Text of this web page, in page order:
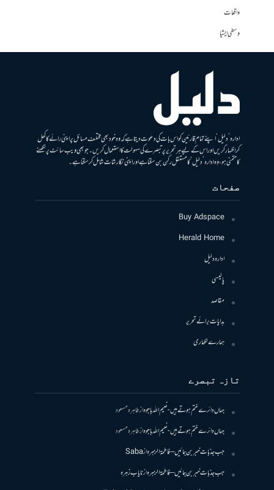
واقعات
وسطی ایشیا
ادارہ ’دلیل‘ اپنے تمام قارئین کو اس بات کی دعوت دیتا ہے کہ وہ خود بھی مختلف مسائل پر اپنی رائے کا کھل
کر اظہار کریں اور اس کے لیے ہر تحریر پر تبصرے کی سہولت کا استعمال کریں۔ جو بھی ویب سائٹ پر لکھنے
کا متمنی ہو، وہ ادارہ ’دلیل‘ کا مستقل رکن بن سکتا ہے اور اپنی نگارشات شامل کرسکتا ہے۔
صفحات
Buy Adspace
Herald Home
ادارہ دلیل
پالیسی
مقاصد
ہدایات برائے تحریر
ہمارے لکھاری
تازہ تبصرے
جہاں دائرے ختم ہوتے ہیں- نعیم اللہ باجوہازطاہرہ مسعود
جہاں دائرے ختم ہوتے ہیں- نعیم اللہ باجوہازطاہرہ مسعود
جب جذبات خبر بن جائیں – فاطمۃالزہرہازSaba
جب جذبات خبر بن جائیں – فاطمۃالزہرہازنایاب زہرہ